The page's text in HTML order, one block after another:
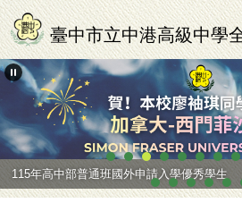
跳
到
主
要
區
臺中市立中港高級中學
115年高中部普通班國外申請入學優秀學生